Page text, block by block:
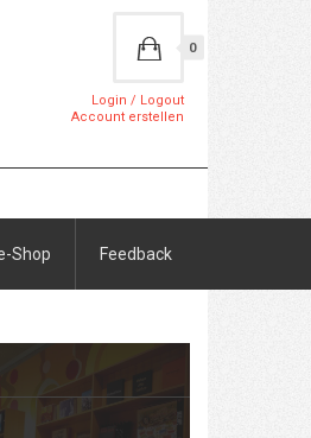
0
Login / Logout
Account erstellen
Shop Feedback